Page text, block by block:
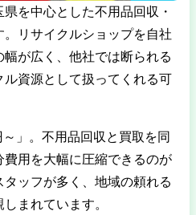
県を中心とした不用品回収・
リサイクルショップを自社
が広く、他社では断られる
資源として扱ってくれる可
」。不用品回収と買取を同
用を大幅に圧縮できるのが
ッフが多く、地域の頼れる
まれています。